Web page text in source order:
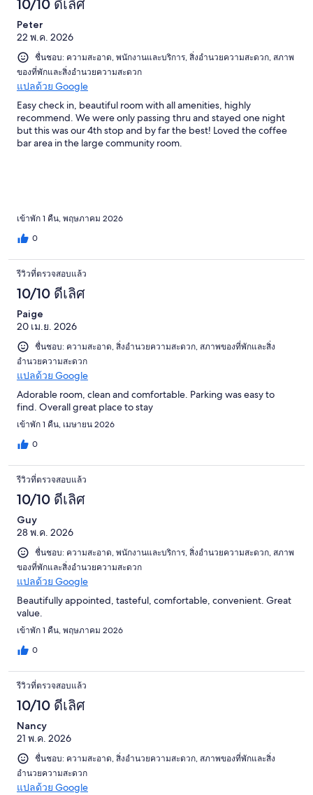
10/10 ดีเลิศ
Peter
22 พ.ค. 2026
ชื่นชอบ: ความสะอาด, พนักงานและบริการ, สิ่งอำนวยความสะดวก, สภาพ
ของที่พักและสิ่งอำนวยความสะดวก
แปลด้วย Google
Easy check in, beautiful room with all amenities, highly
recommend. We were only passing thru and stayed one night
but this was our 4th stop and by far the best! Loved the coffee
bar area in the large community room.
เข้าพัก 1 คืน, พฤษภาคม 2026
0
รีวิวที่ตรวจสอบแล้ว
10/10 ดีเลิศ
Paige
20 เม.ย. 2026
ชื่นชอบ: ความสะอาด, สิ่งอำนวยความสะดวก, สภาพของที่พักและสิ่ง
อำนวยความสะดวก
แปลด้วย Google
Adorable room, clean and comfortable. Parking was easy to
find. Overall great place to stay
เข้าพัก 1 คืน, เมษายน 2026
0
รีวิวที่ตรวจสอบแล้ว
10/10 ดีเลิศ
Guy
28 พ.ค. 2026
ชื่นชอบ: ความสะอาด, พนักงานและบริการ, สิ่งอำนวยความสะดวก, สภาพ
ของที่พักและสิ่งอำนวยความสะดวก
แปลด้วย Google
Beautifully appointed, tasteful, comfortable, convenient. Great
value.
เข้าพัก 1 คืน, พฤษภาคม 2026
0
รีวิวที่ตรวจสอบแล้ว
10/10 ดีเลิศ
Nancy
21 พ.ค. 2026
ชื่นชอบ: ความสะอาด, สิ่งอำนวยความสะดวก, สภาพของที่พักและสิ่ง
อำนวยความสะดวก
แปลด้วย Google